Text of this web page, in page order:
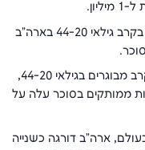
3. אחד מכל שלושה מקרי מוות מסוכרת, בקרב גילאי 44-20 בארה"ב
4. בכל אזורי העולם, מלבד דרום אסיה, בקרב מבוגרים בגילאי 44-20,
ממותקים בסוכר עלה על
בעולם, ארה"ב דורגה כשנייה